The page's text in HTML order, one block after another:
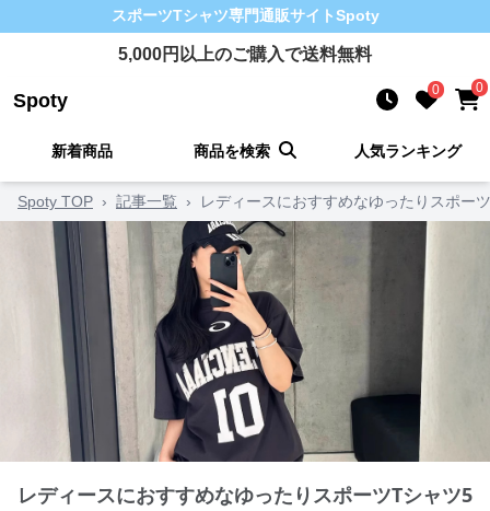
スポーツTシャツ専門通販サイトSpoty
5,000円以上のご購入で送料無料
Spoty 0 0
新着商品 商品を検索 人気ランキング
Spoty TOP › 記事一覧 › レディースにおすすめなゆったりスポー
レディースにおすすめなゆったりスポーツTシャツ5